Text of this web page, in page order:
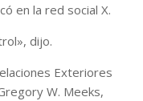
en la red social X.
dijo.
Exteriores
W. Meeks,